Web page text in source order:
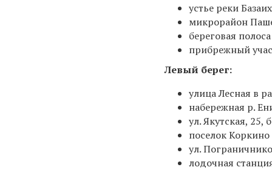
устье реки
микрорайон
береговая
прибрежный
Левый берег:
улица Лесная в
набережная р.
ул. Якутская, 25,
поселок
ул.
лодочная